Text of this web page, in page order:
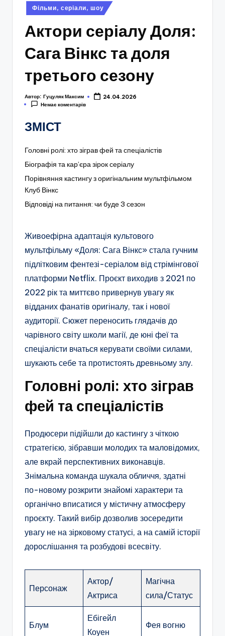
Опубліковано
у
Фільми, серіали, шоу
Актори серіалу Доля:
Сага Вінкс та доля
третього сезону
Автор: Гуцуляк Максим
24.04.2026
Немає коментарів
ЗМІСТ
Головні ролі: хто зіграв фей та спеціалістів
Біографія та кар’єра зірок серіалу
Порівняння кастингу з оригінальним мультфільмом
Клуб Вінкс
Відповіді на питання: чи буде 3 сезон
Живоефірна адаптація культового
мультфільму «Доля: Сага Вінкс» стала гучним
підлітковим фентезі-серіалом від стрімінгової
платформи Netflix. Проєкт виходив з 2021 по
2022 рік та миттєво привернув увагу як
відданих фанатів оригіналу, так і нової
аудиторії. Сюжет переносить глядачів до
чарівного світу школи магії, де юні феї та
спеціалісти вчаться керувати своїми силами,
шукають себе та протистоять древньому злу.
Головні ролі: хто зіграв
фей та спеціалістів
Продюсери підійшли до кастингу з чіткою
стратегією, зібравши молодих та маловідомих,
але вкрай перспективних виконавців.
Знімальна команда шукала обличчя, здатні
по-новому розкрити знайомі характери та
органічно вписатися у містичну атмосферу
проєкту. Такий вибір дозволив зосередити
увагу не на зірковому статусі, а на самій історії
дорослішання та розбудові всесвіту.
Персонаж
Актор/
Актриса
Магічна
сила/Статус
Блум
Ебігейл
Коуен
Фея вогню